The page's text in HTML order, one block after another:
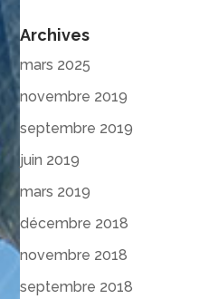
Archives
mars 2025
novembre 2019
septembre 2019
juin 2019
mars 2019
décembre 2018
novembre 2018
septembre 2018